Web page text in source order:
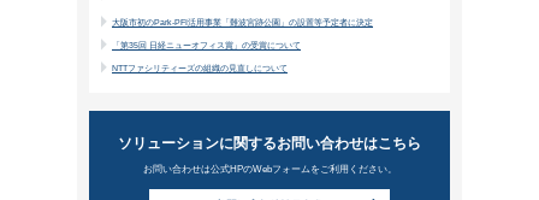
持続的な企業価値向上に欠かせな
という経営のあり方が注目されています。
か、その背景と意義を解説します。